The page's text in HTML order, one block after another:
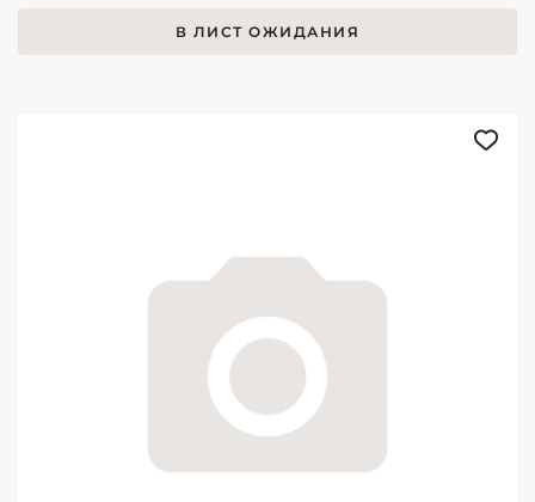
В ЛИСТ ОЖИДАНИЯ